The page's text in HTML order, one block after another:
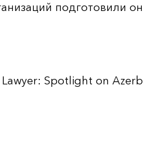
подготовили
Spotlight on